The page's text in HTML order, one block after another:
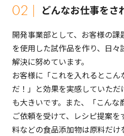
02 どんなお仕事をさ
開発事業部として、お客様の課
を使用した試作品を作り、日々
解決に努めています。
お客様に「これを入れるとこん
だ！」と効果を実感していただ
も大きいです。また、「こんな
ご依頼を受けて、レシピ提案を
料などの食品添加物は原料だけ